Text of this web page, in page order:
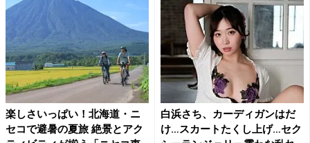
楽しさいっぱい！北海道・ニ
セコで避暑の夏旅 絶景とアク
白浜さち、カーディガンはだ
け…スカートたくし上げ…セク